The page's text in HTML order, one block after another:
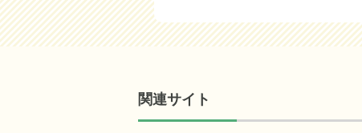
関連サイト